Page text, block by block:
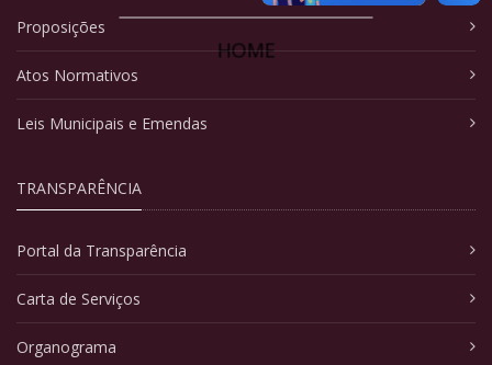
HOME
Proposições
Atos Normativos
Leis Municipais e Emendas
TRANSPARÊNCIA
Portal da Transparência
Carta de Serviços
Organograma